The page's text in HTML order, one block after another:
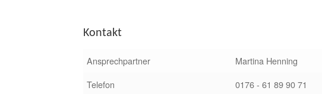
Kontakt
Ansprechpartner
Martina Henning
Telefon
0176 - 61 89 90 71